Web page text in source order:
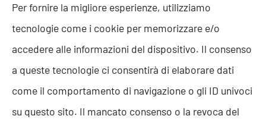
Per fornire la migliore esperienze, utilizziamo
tecnologie come i cookie per memorizzare e/o
accedere alle informazioni del dispositivo. Il consenso
a queste tecnologie ci consentirà di elaborare dati
come il comportamento di navigazione o gli ID univoci
su questo sito. Il mancato consenso o la revoca del
ISO 9001
ISO 27001
Codice etico
Segnalazione Whistleblowing
Politica per la Parità di Genere
Politica per la sicurezza delle informazioni